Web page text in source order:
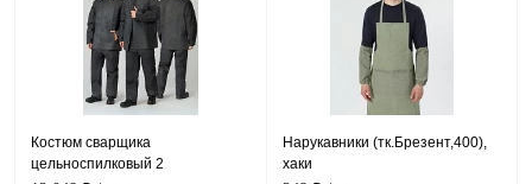
Костюм сварщика
цельноспилковый 2
Нарукавники (тк.Брезент,400),
хаки